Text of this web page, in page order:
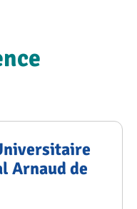
Arnaud de